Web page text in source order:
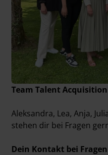
Team Talent Acquisition
Aleksandra, Lea, Anja,
stehen dir bei Fragen
Dein Kontakt bei